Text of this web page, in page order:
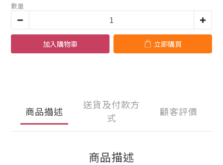
數量
加入購物車 立即購買
商品描述
送貨及付款方
式
顧客評價
商品描述